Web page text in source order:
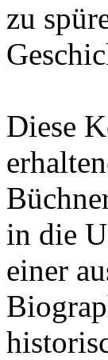
zu
Diese
in die
einer